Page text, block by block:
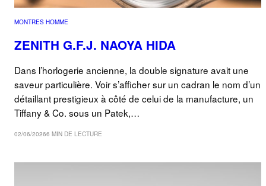
MONTRES HOMME
ZENITH G.F.J. NAOYA HIDA
Dans l’horlogerie ancienne, la double signature avait une
saveur particulière. Voir s’afficher sur un cadran le nom d’un
détaillant prestigieux à côté de celui de la manufacture, un
Tiffany & Co. sous un Patek,…
02/06/20266 MIN DE LECTURE